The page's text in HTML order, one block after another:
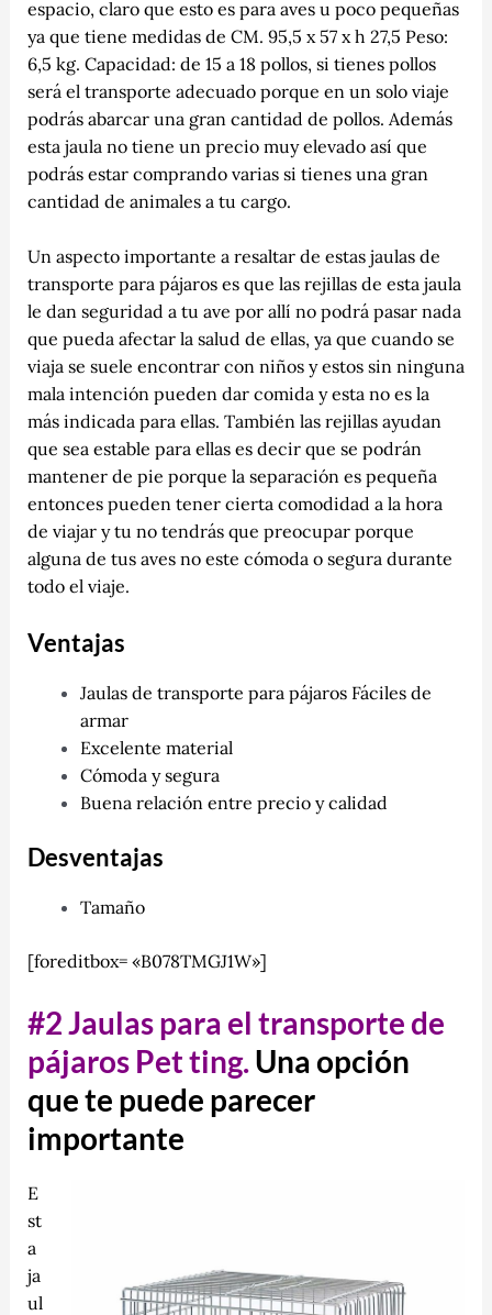
espacio, claro que esto es para aves u poco pequeñas
ya que tiene medidas de CM. 95,5 x 57 x h 27,5 Peso:
6,5 kg. Capacidad: de 15 a 18 pollos, si tienes pollos
será el transporte adecuado porque en un solo viaje
podrás abarcar una gran cantidad de pollos. Además
esta jaula no tiene un precio muy elevado así que
podrás estar comprando varias si tienes una gran
cantidad de animales a tu cargo.
Un aspecto importante a resaltar de estas jaulas de
transporte para pájaros es que las rejillas de esta jaula
le dan seguridad a tu ave por allí no podrá pasar nada
que pueda afectar la salud de ellas, ya que cuando se
viaja se suele encontrar con niños y estos sin ninguna
mala intención pueden dar comida y esta no es la
más indicada para ellas. También las rejillas ayudan
que sea estable para ellas es decir que se podrán
mantener de pie porque la separación es pequeña
entonces pueden tener cierta comodidad a la hora
de viajar y tu no tendrás que preocupar porque
alguna de tus aves no este cómoda o segura durante
todo el viaje.
Ventajas
Jaulas de transporte para pájaros Fáciles de
armar
Excelente material
Cómoda y segura
Buena relación entre precio y calidad
Desventajas
Tamaño
[foreditbox= «B078TMGJ1W»]
#2 Jaulas para el transporte de
pájaros Pet ting.Una opción
que te puede parecer
importante
E
st
a
ja
ul